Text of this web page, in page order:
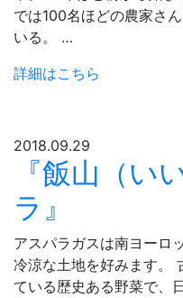
では100名ほどの農家さ
いる。 …
詳細はこちら
2018.09.29
『飯山（い
ラ』
アスパラガスは南ヨーロ
冷涼な土地を好みます。
ている歴史ある野菜で、